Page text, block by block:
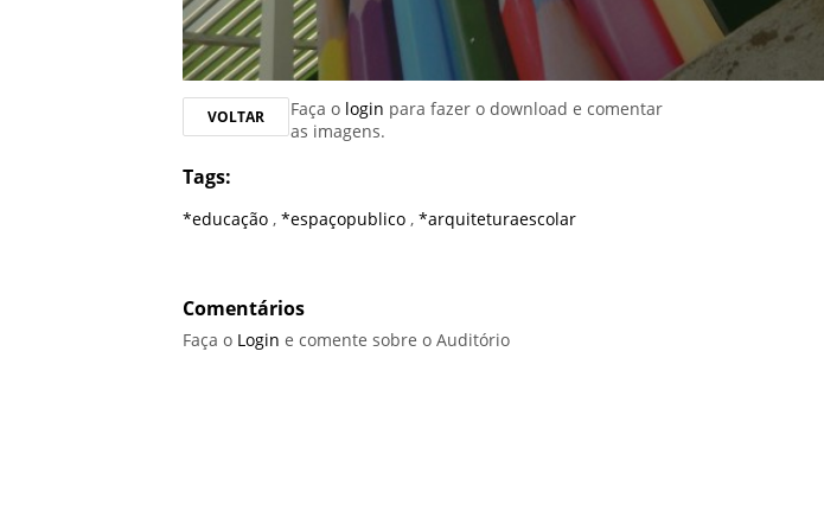
VOLTAR Faça o login para fazer o download e comentar
as imagens.
Tags:
*educação ,*espaçopublico ,*arquiteturaescolar
Comentários
Faça o Login e comente sobre o Auditório